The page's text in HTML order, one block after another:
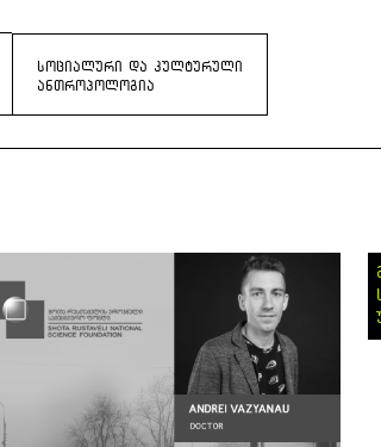
ᲡᲝᲪᲘᲐᲚᲣᲠᲘ ᲓᲐ ᲙᲣᲚᲢᲣᲠᲣᲚᲘ
ᲐᲜᲗᲠᲝᲞᲝᲚᲝᲒᲘᲐ